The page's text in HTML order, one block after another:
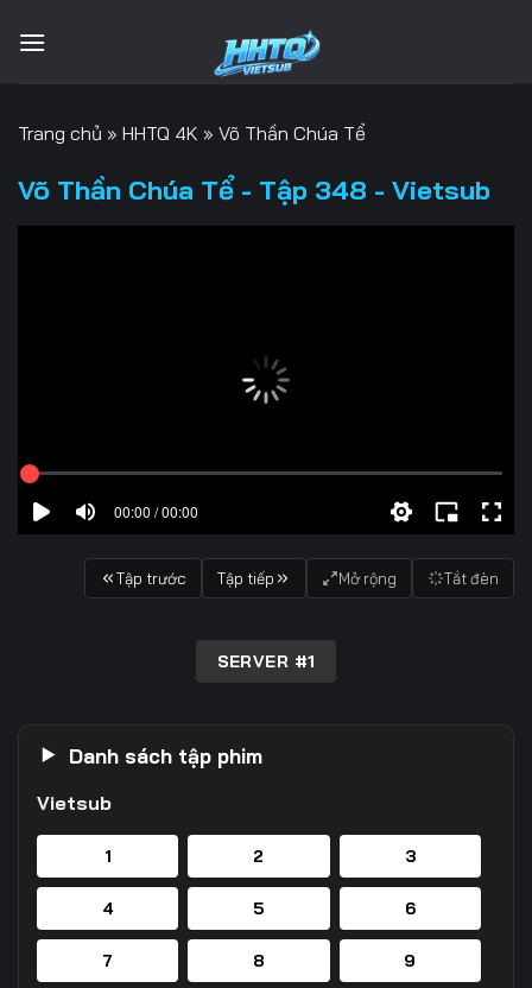
qua
Trang chủ » HHTQ 4K » Võ Thần Chúa Tể
Võ Thần Chúa Tể - Tập 348 - Vietsub
00:00 / 00:00
Tập trước Tập tiếp Mở rộng Tắt đèn
SERVER #1
Danh sách tập phim
Vietsub
1 2 3
4 5 6
7 8 9